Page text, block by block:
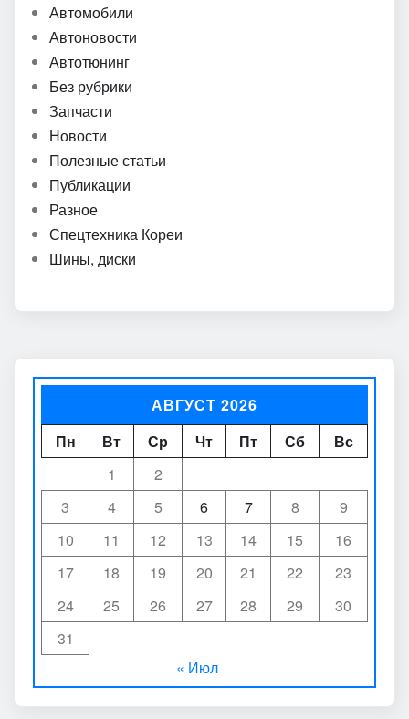
Автомобили
Автоновости
Автотюнинг
Без рубрики
Запчасти
Новости
Полезные статьи
Публикации
Разное
Спецтехника Кореи
Шины, диски
АВГУСТ 2026
Пн
Вт Ср Чт Пт Сб
Вс
1
2
3
4 5 6 7 8
9
10
11 12 13 14 15
16
17
18 19 20 21 22
23
24
25 26 27 28 29
30
31
« Июл